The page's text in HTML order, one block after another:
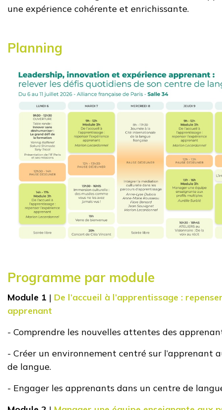
une expérience cohérente et enrichissante.
Planning
Programme par module
Module 1 | De l’accueil à l’apprentissage :
apprenant
- Comprendre les nouvelles attentes des
- Créer un environnement centré sur l’apprenant
de langue.
- Engager les apprenants dans un centre de